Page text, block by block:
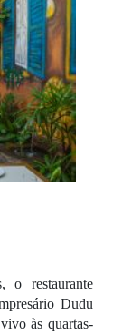
o restaurante
Dudu
às quartas-